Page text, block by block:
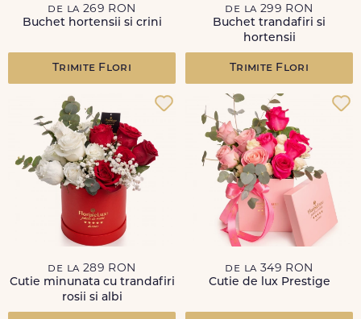
de la 269 RON
Buchet hortensii si crini
Trimite Flori
de la 299 RON
Buchet trandafiri si
hortensii
Trimite Flori
de la 289 RON
Cutie minunata cu trandafiri
rosii si albi
de la 349 RON
Cutie de lux Prestige